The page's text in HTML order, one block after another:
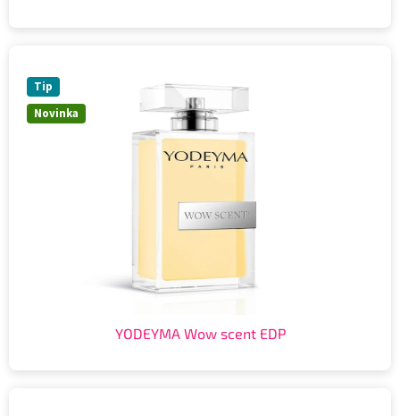
Novinka
Tip
YODEYMA Wow scent EDP